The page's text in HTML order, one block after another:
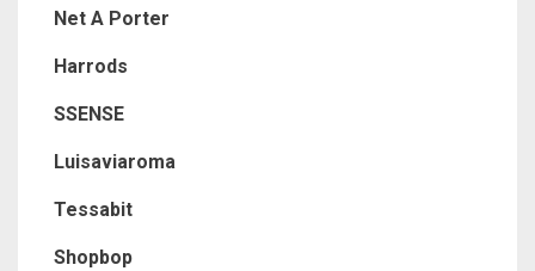
Net A Porter
Harrods
SSENSE
Luisaviaroma
Tessabit
Shopbop